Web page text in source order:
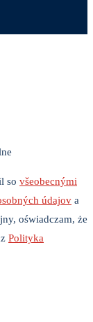
so všeobecnými
údajov a
oświadczam, że
Polityka